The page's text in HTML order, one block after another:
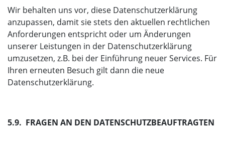
Wir behalten uns vor, diese Datenschutzerklärung
anzupassen, damit sie stets den aktuellen rechtlichen
Anforderungen entspricht oder um Änderungen
unserer Leistungen in der Datenschutzerklärung
umzusetzen, z.B. bei der Einführung neuer Services. Für
Ihren erneuten Besuch gilt dann die neue
Datenschutzerklärung.
5.9. FRAGEN AN DEN DATENSCHUTZBEAUFTRAGTEN